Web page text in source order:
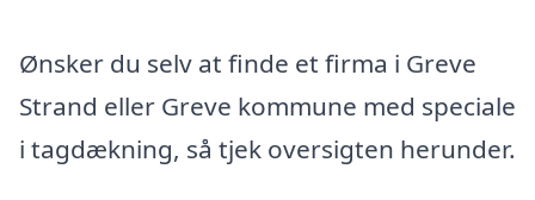
Ønsker du selv at finde et firma i Greve
Strand eller Greve kommune med speciale
i tagdækning, så tjek oversigten herunder.